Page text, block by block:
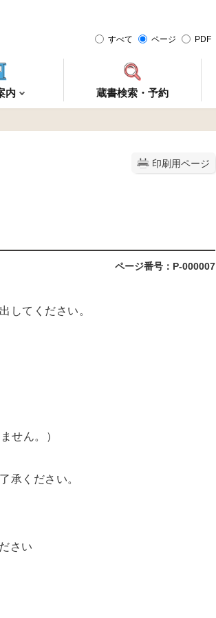
すべて ページ PDF
内 蔵書検索・予約
印刷用ページ
ページ番号：P-000007
してください。
せん。）
承ください。
さい